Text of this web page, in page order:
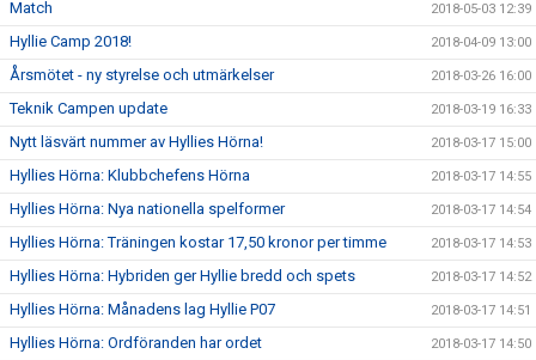
Match 2018-05-03 12:39
Hyllie Camp 2018! 2018-04-09 13:00
Årsmötet - ny styrelse och utmärkelser 2018-03-26 16:00
Teknik Campen update 2018-03-19 16:33
Nytt läsvärt nummer av Hyllies Hörna! 2018-03-17 15:00
Hyllies Hörna: Klubbchefens Hörna 2018-03-17 14:55
Hyllies Hörna: Nya nationella spelformer 2018-03-17 14:54
Hyllies Hörna: Träningen kostar 17,50 kronor per timme 2018-03-17 14:53
Hyllies Hörna: Hybriden ger Hyllie bredd och spets 2018-03-17 14:52
Hyllies Hörna: Månadens lag Hyllie P07 2018-03-17 14:51
Hyllies Hörna: Ordföranden har ordet 2018-03-17 14:50